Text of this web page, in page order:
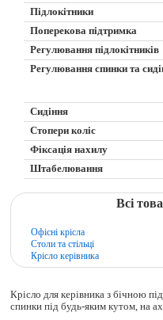
Підлокітники
Поперекова підтримка
Регулювання підлокітників
Регулювання спинки та
Сидіння
Стопери коліс
Фіксація нахилу
Штабелювання
Всі
Офісні крісла
Столи та стільці
Крісло керівника
Крісло для керівника з бічною
спинки під будь-яким кутом, на